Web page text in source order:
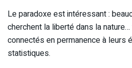
Le paradoxe est intéressant :
cherchent la liberté dans la
connectés en permanence à leurs
statistiques.